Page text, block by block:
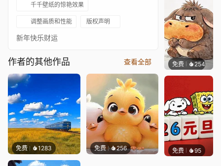
千千壁纸的惊艳效果
调整画质和性能 版权声明
新年快乐财运
作者的其他作品 查看全部
免费 1283 免费 256
免费 254渔小小
免费 95 好看